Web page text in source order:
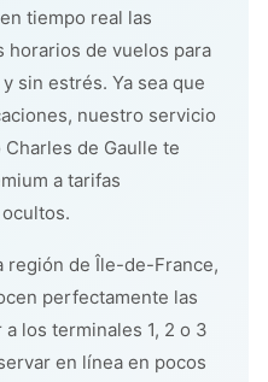
tiempo real las
horarios de vuelos para
sin estrés. Ya sea que
nuestro servicio
de Gaulle te
a tarifas
región de Île-de-France,
perfectamente las
los terminales 1, 2 o 3
en línea en pocos